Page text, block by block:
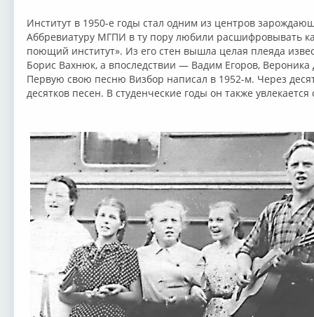
Институт в 1950-е годы стал одним из центров
Аббревиатуру МГПИ в ту пору любили расшифровывать
поющий институт». Из его стен вышла целая плеяда
Борис Вахнюк, а впоследствии — Вадим Егоров, Вероника
Первую свою песню Визбор написал в 1952-м. Через
десятков песен. В студенческие годы он также